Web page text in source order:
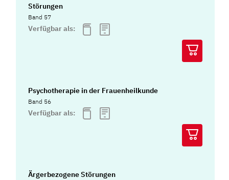
Störungen
Band 57
Verfügbar als:
Psychotherapie in der Frauenheilkunde
Band 56
Verfügbar als:
Ärgerbezogene Störungen